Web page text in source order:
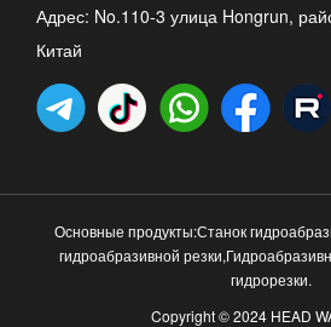
Адрес: No.110-3 улица Hongrun,
Китай
Основные продукты:Станок
гидроабразивной резки,
гидрорезки.
Copyright © 2024 HEAD